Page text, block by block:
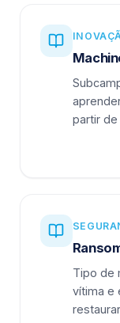
partir
Tipo de
vítima e